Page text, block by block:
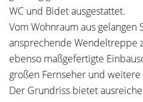
WC und Bidet ausgestattet.
Vom Wohnraum aus gelangen
ansprechende Wendeltreppe
ebenso maßgefertigte
großen Fernseher und
Der Grundriss bietet